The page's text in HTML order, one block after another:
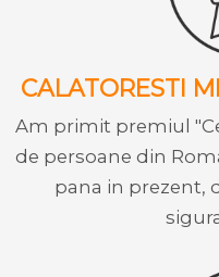
CALATORESTI
Am primit premiul
de persoane din
pana in prezent,